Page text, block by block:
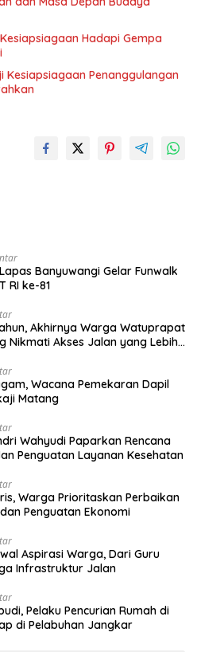
Hadapi Gempa
Penanggulangan
Banyuwangi Gelar Funwalk
RI ke-81
Akhirnya Warga Watuprapat
Nikmati Akses Jalan yang Lebih
Wacana Pemekaran Dapil
Matang
Wahyudi Paparkan Rencana
Penguatan Layanan Kesehatan
Warga Prioritaskan Perbaikan
Penguatan Ekonomi
Aspirasi Warga, Dari Guru
Infrastruktur Jalan
Pelaku Pencurian Rumah di
di Pelabuhan Jangkar